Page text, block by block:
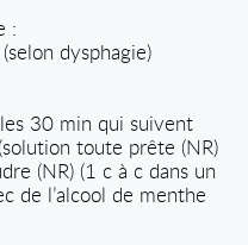
:
dysphagie)
30 min qui suivent
toute prête (NR)
(NR) (1 c à c dans un
de l’alcool de menthe